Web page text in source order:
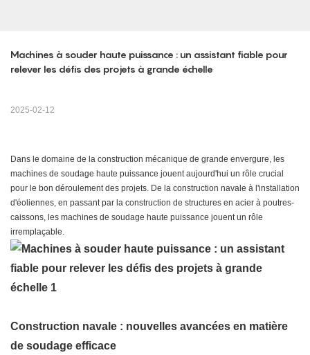
Machines à souder haute puissance : un assistant fiable pour
relever les défis des projets à grande échelle
2025-02-12
Dans le domaine de la construction mécanique de grande envergure, les
machines de soudage haute puissance jouent aujourd'hui un rôle crucial
pour le bon déroulement des projets. De la construction navale à l'installation
d'éoliennes, en passant par la construction de structures en acier à poutres-
caissons, les machines de soudage haute puissance jouent un rôle
irremplaçable.
Construction navale : nouvelles avancées en matière
de soudage efficace